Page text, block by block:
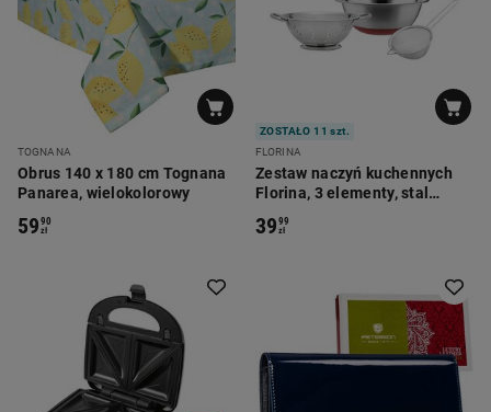
TOGNANA
Obrus 140 x 180 cm Tognana
Panarea, wielokolorowy
5990
zł
ZOSTAŁO 11 szt.
FLORINA
Zestaw naczyń kuchennych
Florina, 3 elementy, stal
3999
zł